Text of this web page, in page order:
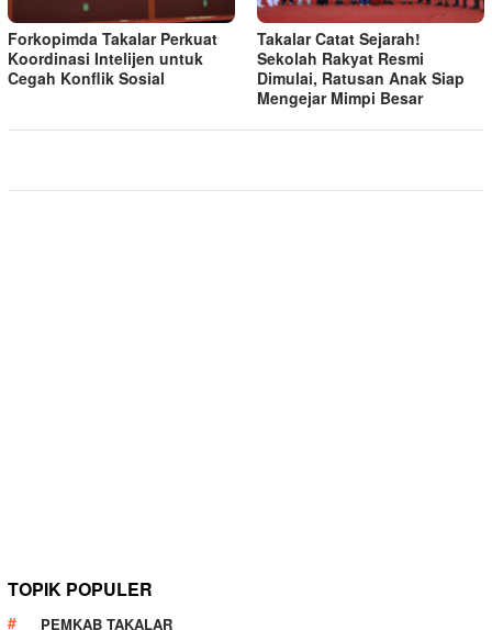
Forkopimda Takalar Perkuat
Koordinasi Intelijen untuk
Cegah Konflik Sosial
Takalar Catat Sejarah!
Sekolah Rakyat Resmi
Dimulai, Ratusan Anak Siap
Mengejar Mimpi Besar
TOPIK POPULER
PEMKAB TAKALAR